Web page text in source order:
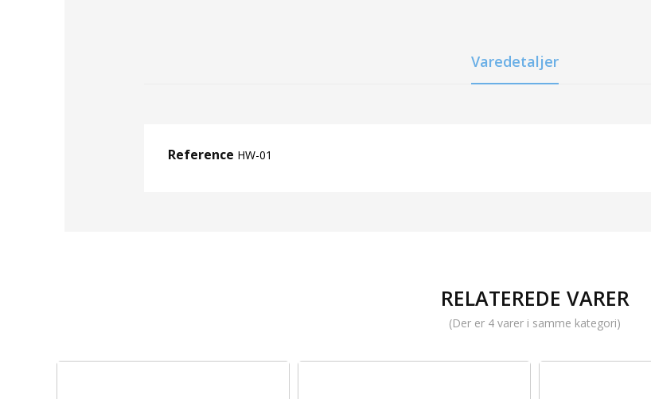
Varedetaljer
Reference HW-01
RELATEREDE VARER
(Der er 4 varer i samme kategori)